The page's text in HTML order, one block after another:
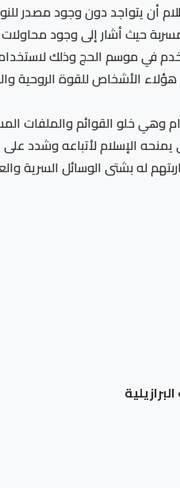
أن يتواجد دون وجود مصدر
حيث أشار إلى وجود
في موسم الحج وذلك
للقوة الروحية
وهي خلو القوائم
الإسلام لأتباعه وشدد
له بشتى الوسائل السرية